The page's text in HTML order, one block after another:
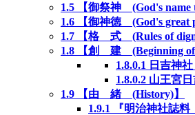
1.5 【御祭神 (God's name
1.6 【御神徳 (God's great
1.7 【格 式 (Rules of
1.8 【創 建 (Beginning of
1.8.0.1 日吉神
1.8.0.2 山王宮
1.9 【由 緒 (History)】
1.9.1
『明治神社誌料